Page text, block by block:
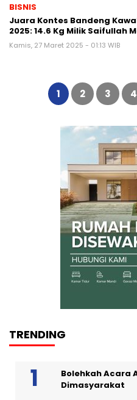
BISNIS
Juara Kontes Bandeng
2025: 14.6 Kg Milik Saifullah
Kamis, 27 Maret 2025 - 01:13 WIB
Paginasi
1 2 3 4
TRENDING
Bolehkah Acara
Dimasyarakat